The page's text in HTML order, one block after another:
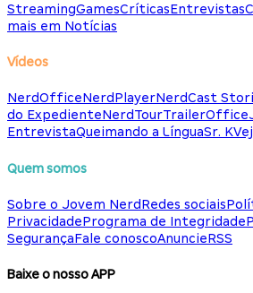
StreamingGamesCríticasEntrevistas
mais em Notícias
Vídeos
NerdOfficeNerdPlayerNerdCast
do ExpedienteNerdTourTrailerOffice
EntrevistaQueimando a LínguaSr. K
Quem somos
Sobre o Jovem NerdRedes sociais
PrivacidadePrograma de Integridade
SegurançaFale conoscoAnuncieRSS
Baixe o nosso APP